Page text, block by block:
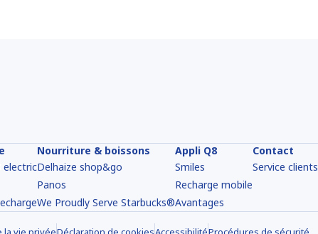
electric
Nourriture & boissons
Delhaize shop&go
Panos
We Proudly Serve Starbucks®
Appli Q8
Smiles
Recharge mobile
Avantages
Contact
Service clients